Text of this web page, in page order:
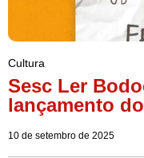
Cultura
Sesc Ler
lançamento
10 de setembro de 2025